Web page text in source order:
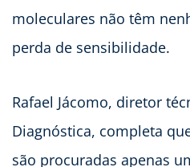
moleculares não têm
perda de sensibilidade.
Rafael Jácomo, diretor
Diagnóstica, completa
são procuradas apenas